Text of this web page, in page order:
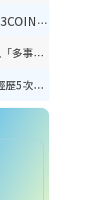
怕蟲人士夏日救星！日本3COINS爆紅驅蟲神器$45起 1招「全程免觸碰」輕鬆搞定小強
立秋2026｜8月7日立秋進入「多事之秋」 3件事唔做得！專家教6招開運 清枱頭／銀包納氣接好運
颱風白海豚料周日襲浙江！經歷5次「眼牆置換」極罕見 成登陸內地最長途颱風